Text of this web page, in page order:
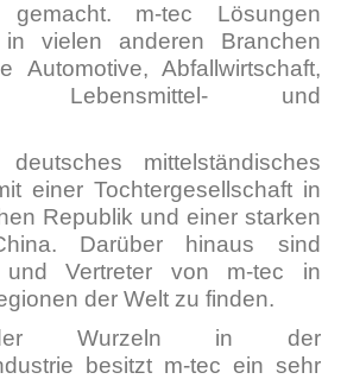
gemacht. m-tec Lösungen
vielen anderen Branchen
Automotive, Abfallwirtschaft,
Lebensmittel- und
mittelständisches
einer Tochtergesellschaft in
Republik und einer starken
Darüber hinaus sind
und Vertreter von m-tec in
der Welt zu finden.
Wurzeln in der
besitzt m-tec ein sehr